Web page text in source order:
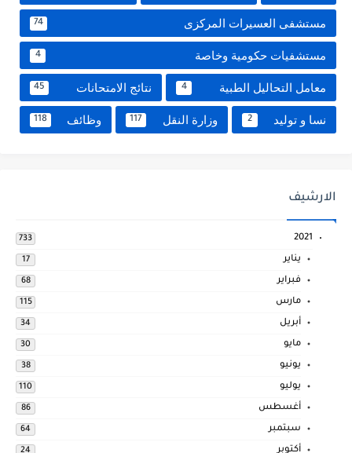
مستشفى العسيرات المركزى 74
مستشفيات حكومية وخاصة 4
معامل التحاليل الطبية 4 نتائج الامتحانات 45
نسا و توليد 2 وزارة النقل 117 وظائف 118
الارشيف
2021
733
يناير 17
فبراير 68
مارس 115
أبريل 34
مايو 30
يونيو 38
يوليو 110
أغسطس 86
سبتمبر 64
أكتوبر 24